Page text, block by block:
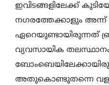
ഇവിടങ്ങളിലേക്ക്
നഗരത്തേക്കാളും അന്ന്
ഏറെയുണ്ടായിരുന്നത്
വ്യവസായിക
അതുകൊണ്ടുതന്നെ